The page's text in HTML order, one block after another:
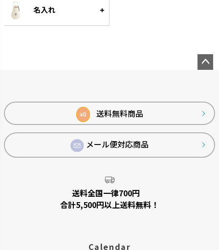
菜園上手
窓辺やキッチンで、手軽に菜園が
楽しめるプランターです。
ステッチ
やさしいたたずまいのプランタ
ーです。
名入れ
¥0 送料無料商品
メール便対応商品
送料全国一律700円
合計5,500円以上送料無料！
Calendar
ップ
へ